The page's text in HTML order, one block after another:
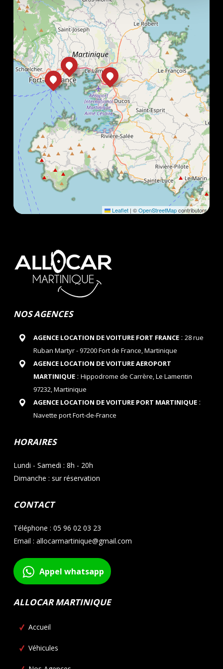
Leaflet | ©OpenStreetMapcontributors
NOS AGENCES
AGENCE LOCATION DE VOITURE FORT FRANCE: 28 rue
Ruban Martyr - 97200 Fort de France, Martinique
AGENCE LOCATION DE VOITURE AEROPORT
MARTINIQUE: Hippodrome de Carrère, Le Lamentin
97232, Martinique
AGENCE LOCATION DE VOITURE PORT MARTINIQUE:
Navette port Fort-de-France
HORAIRES
Lundi - Samedi : 8h - 20h
Dimanche : sur réservation
CONTACT
Téléphone : 05 96 02 03 23
Email : allocarmartinique@gmail.com
Appel whatsapp
ALLOCAR MARTINIQUE
Accueil
Véhicules